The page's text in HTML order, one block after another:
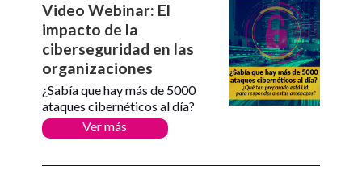
Video Webinar: El
impacto de la
ciberseguridad en las
organizaciones
¿Sabía que hay más de 5000
ataques cibernéticos al día?
Ver más